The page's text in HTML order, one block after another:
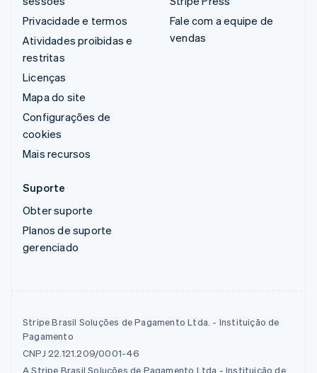
Privacidade e termos
Atividades proibidas e
restritas
Licenças
Mapa do site
Configurações de
cookies
Mais recursos
Fale com a equipe de
vendas
Suporte
Obter suporte
Planos de suporte
gerenciado
Stripe Brasil Soluções de Pagamento Ltda. - Instituição de
Pagamento
CNPJ 22.121.209/0001-46
A Stripe Brasil Soluções de Pagamento Ltda - Instituição de